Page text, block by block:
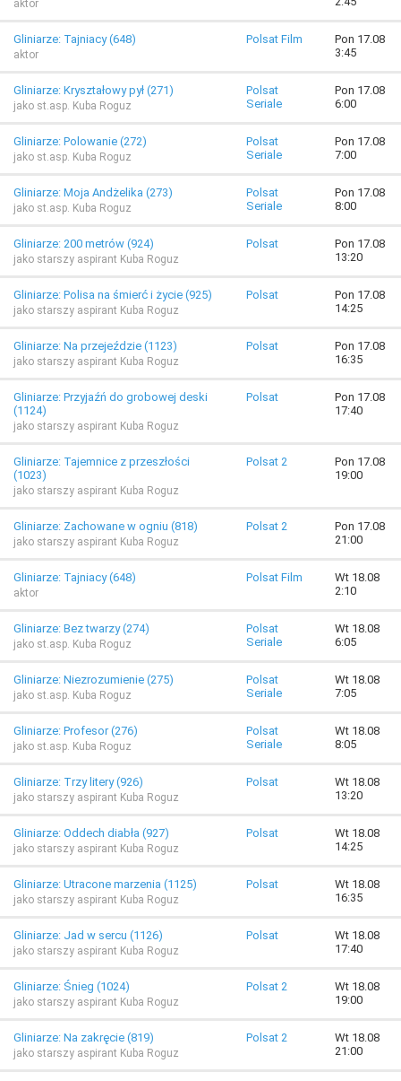
aktor
Gliniarze: Tajniacy (648)
aktor
Polsat Film
Pon 17.08
3:45
Gliniarze: Kryształowy pył (271)
jako st.asp. Kuba Roguz
Polsat
Seriale
Pon 17.08
6:00
Gliniarze: Polowanie (272)
jako st.asp. Kuba Roguz
Polsat
Seriale
Pon 17.08
7:00
Gliniarze: Moja Andżelika (273)
jako st.asp. Kuba Roguz
Polsat
Seriale
Pon 17.08
8:00
Gliniarze: 200 metrów (924)
jako starszy aspirant Kuba Roguz
Polsat
Pon 17.08
13:20
Gliniarze: Polisa na śmierć i życie (925)
jako starszy aspirant Kuba Roguz
Polsat
Pon 17.08
14:25
Gliniarze: Na przejeździe (1123)
jako starszy aspirant Kuba Roguz
Polsat
Pon 17.08
16:35
Gliniarze: Przyjaźń do grobowej deski
(1124)
jako starszy aspirant Kuba Roguz
Polsat
Pon 17.08
17:40
Gliniarze: Tajemnice z przeszłości
(1023)
jako starszy aspirant Kuba Roguz
Polsat 2
Pon 17.08
19:00
Gliniarze: Zachowane w ogniu (818)
jako starszy aspirant Kuba Roguz
Polsat 2
Pon 17.08
21:00
Gliniarze: Tajniacy (648)
aktor
Polsat Film
Wt 18.08
2:10
Gliniarze: Bez twarzy (274)
jako st.asp. Kuba Roguz
Polsat
Seriale
Wt 18.08
6:05
Gliniarze: Niezrozumienie (275)
jako st.asp. Kuba Roguz
Polsat
Seriale
Wt 18.08
7:05
Gliniarze: Profesor (276)
jako st.asp. Kuba Roguz
Polsat
Seriale
Wt 18.08
8:05
Gliniarze: Trzy litery (926)
jako starszy aspirant Kuba Roguz
Polsat
Wt 18.08
13:20
Gliniarze: Oddech diabła (927)
jako starszy aspirant Kuba Roguz
Polsat
Wt 18.08
14:25
Gliniarze: Utracone marzenia (1125)
jako starszy aspirant Kuba Roguz
Polsat
Wt 18.08
16:35
Gliniarze: Jad w sercu (1126)
jako starszy aspirant Kuba Roguz
Polsat
Wt 18.08
17:40
Gliniarze: Śnieg (1024)
jako starszy aspirant Kuba Roguz
Polsat 2
Wt 18.08
19:00
Gliniarze: Na zakręcie (819)
jako starszy aspirant Kuba Roguz
Polsat 2
Wt 18.08
21:00